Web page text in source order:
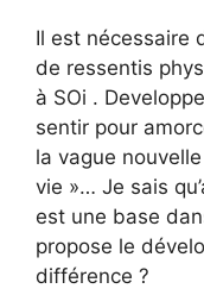
Il est nécessaire
de ressentis
à SOi .
sentir pour
la vague
vie »… Je sais
est une base
propose le
différence ?